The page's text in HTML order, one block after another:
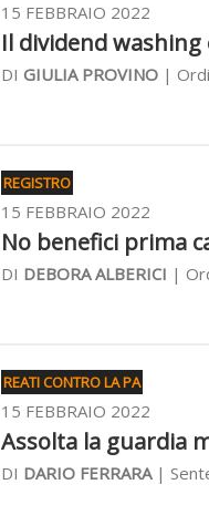
15 FEBBRAIO 2022
Il dividend washing
DI GIULIA PROVINO |
REGISTRO
15 FEBBRAIO 2022
No benefici prima
DI DEBORA ALBERICI |
REATI CONTRO LA PA
15 FEBBRAIO 2022
Assolta la guardia
DI DARIO FERRARA|